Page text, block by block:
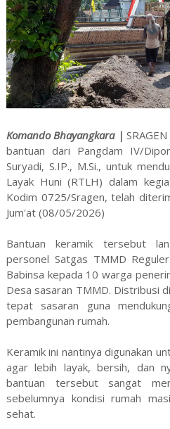
Komando Bhayangkara |
bantuan dari Pangdam IV/
Suryadi, S.IP., M.Si., untuk
Layak Huni (RTLH) dalam
Kodim 0725/Sragen, telah
Jum'at (08/05/2026)
Bantuan keramik tersebut
personel Satgas TMMD
Babinsa kepada 10 warga
Desa sasaran TMMD. Distribusi
tepat sasaran guna
pembangunan rumah.
Keramik ini nantinya digunakan
agar lebih layak, bersih, dan
bantuan tersebut sangat
sebelumnya kondisi rumah
sehat.